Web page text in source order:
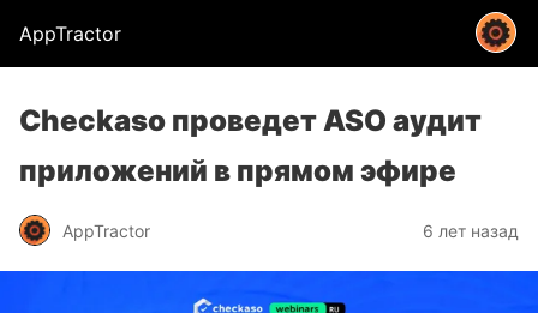
AppTractor
Checkaso проведет ASO аудит
приложений в прямом эфире
AppTractor 6 лет назад